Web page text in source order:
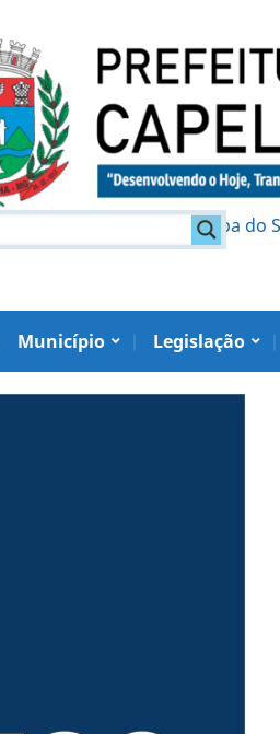
Mapa do
Município Legislação